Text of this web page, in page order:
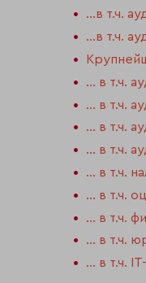
…в т.ч.
…в т.ч.
... в т.ч.
... в т.ч.
... в т.ч.
... в т.ч.
... в т.ч.
... в т.ч.
... в т.ч.
... в т.ч.
... в т.ч.